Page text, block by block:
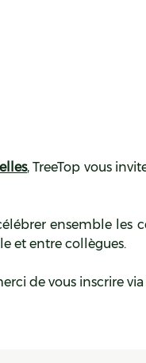
, TreeTop vous
ensemble les
et entre collègues.
de vous inscrire